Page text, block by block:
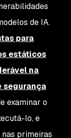
de IA.
para
estáticos
na
segurança
examinar o
lo, e
primeiras